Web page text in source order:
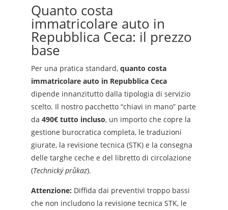
Quanto costa
immatricolare auto in
Repubblica Ceca: il prezzo
base
Per una pratica standard, quanto costa
immatricolare auto in Repubblica Ceca
dipende innanzitutto dalla tipologia di servizio
scelto. Il nostro pacchetto “chiavi in mano” parte
da 490€ tutto incluso, un importo che copre la
gestione burocratica completa, le traduzioni
giurate, la revisione tecnica (STK) e la consegna
delle targhe ceche e del libretto di circolazione
(Technický průkaz).
Attenzione: Diffida dai preventivi troppo bassi
che non includono la revisione tecnica STK, le